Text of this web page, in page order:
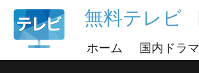
無料テレビ
ホーム 国内ドラマ